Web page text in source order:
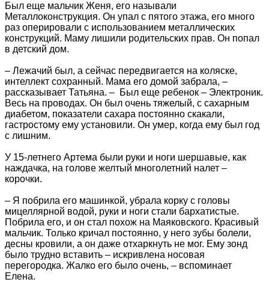
Был еще мальчик Женя, его называли
Металлоконструкция. Он упал с пятого этажа, его много
раз оперировали с использованием металлических
конструкций. Маму лишили родительских прав. Он попал
в детский дом.
– Лежачий был, а сейчас передвигается на коляске,
интеллект сохранный. Мама его домой забрала, –
рассказывает Татьяна. – Был еще ребенок – Электроник.
Весь на проводах. Он был очень тяжелый, с сахарным
диабетом, показатели сахара постоянно скакали,
гастростому ему установили. Он умер, когда ему был год
с лишним.
У 15-летнего Артема были руки и ноги шершавые, как
наждачка, на голове желтый многолетний налет –
корочки.
– Я побрила его машинкой, убрала корку с головы
мицеллярной водой, руки и ноги стали бархатистые.
Побрила его, и он стал похож на Маяковского. Красивый
мальчик. Только кричал постоянно, у него зубы болели,
десны кровили, а он даже отхаркнуть не мог. Ему зонд
было трудно вставить – искривлена носовая
перегородка. Жалко его было очень, – вспоминает
Елена.